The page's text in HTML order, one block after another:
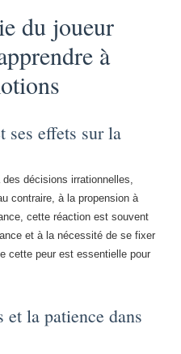
du joueur
à
ses effets sur la
des décisions irrationnelles,
contraire, à la propension à
cette réaction est souvent
et à la nécessité de se fixer
cette peur est essentielle pour
et la patience dans